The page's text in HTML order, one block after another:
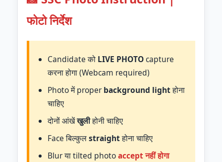
फोटो निर्देश
Candidate को LIVE PHOTOcapture
करना होगा (Webcam required)
Photo में proper background lightहोना
चाहिए
दोनों आंखेंखुलीहोनी चाहिए
Face बिल्कुलstraightहोना चाहिए
Blur या tilted photoaccept नहीं होगा